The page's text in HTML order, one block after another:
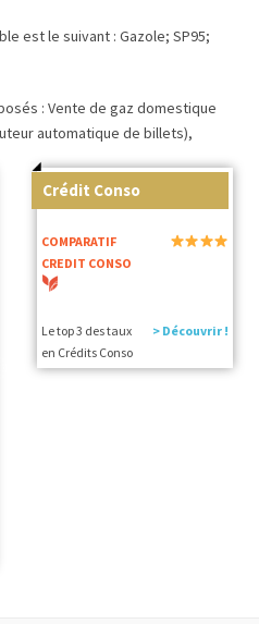
est le suivant : Gazole; SP95;
: Vente de gaz domestique
automatique de billets),
Crédit Conso
COMPARATIF
CREDIT CONSO
Le top 3 des taux
en Crédits Conso
> Découvrir !